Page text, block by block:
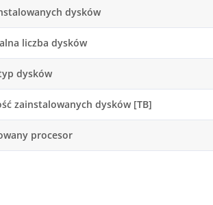
dysków
liczba dysków
dysków
zainstalowanych dysków [TB]
procesor